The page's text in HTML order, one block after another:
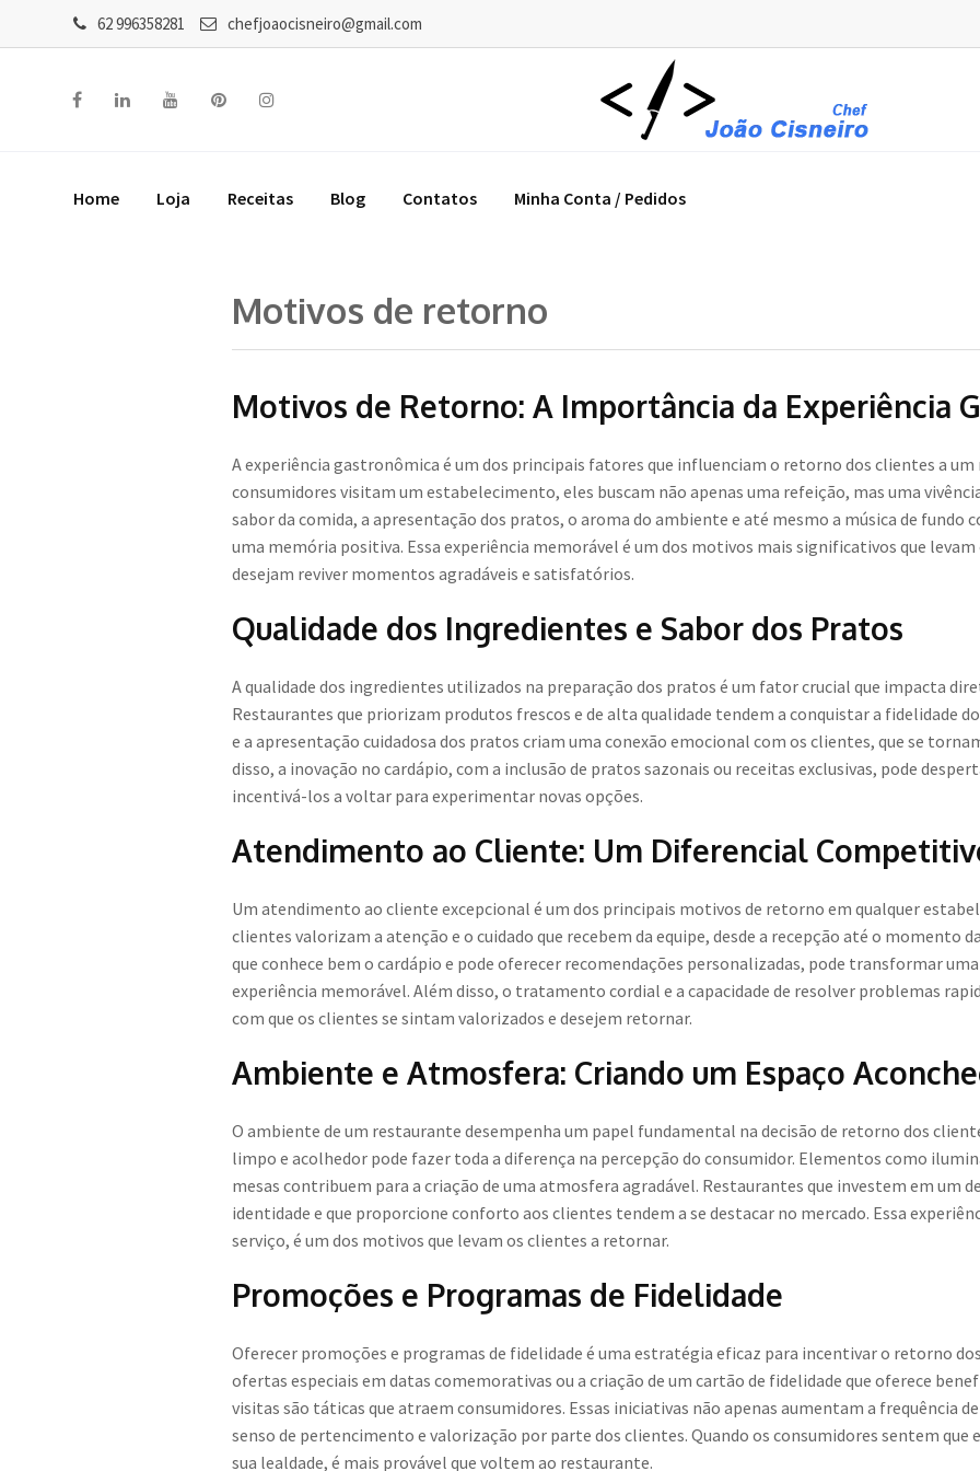
62 996358281 chefjoaocisneiro@gmail.com
Home Loja Receitas Blog Contatos Minha Conta / Pedidos
Motivos de retorno
Motivos de Retorno: A Importância da Experiência
A experiência gastronômica é um dos principais fatores que influenciam o retorno dos clientes a um
consumidores visitam um estabelecimento, eles buscam não apenas uma refeição, mas uma
sabor da comida, a apresentação dos pratos, o aroma do ambiente e até mesmo a música de fundo
uma memória positiva. Essa experiência memorável é um dos motivos mais significativos que
desejam reviver momentos agradáveis e satisfatórios.
Qualidade dos Ingredientes e Sabor dos Pratos
A qualidade dos ingredientes utilizados na preparação dos pratos é um fator crucial que impacta
Restaurantes que priorizam produtos frescos e de alta qualidade tendem a conquistar a fidelidade
e a apresentação cuidadosa dos pratos criam uma conexão emocional com os clientes, que se
disso, a inovação no cardápio, com a inclusão de pratos sazonais ou receitas exclusivas, pode
incentivá-los a voltar para experimentar novas opções.
Atendimento ao Cliente: Um Diferencial
Um atendimento ao cliente excepcional é um dos principais motivos de retorno em qualquer
clientes valorizam a atenção e o cuidado que recebem da equipe, desde a recepção até o momento
que conhece bem o cardápio e pode oferecer recomendações personalizadas, pode transformar
experiência memorável. Além disso, o tratamento cordial e a capacidade de resolver problemas
com que os clientes se sintam valorizados e desejem retornar.
Ambiente e Atmosfera: Criando um Espaço
O ambiente de um restaurante desempenha um papel fundamental na decisão de retorno dos
limpo e acolhedor pode fazer toda a diferença na percepção do consumidor. Elementos como
mesas contribuem para a criação de uma atmosfera agradável. Restaurantes que investem em um
identidade e que proporcione conforto aos clientes tendem a se destacar no mercado. Essa
serviço, é um dos motivos que levam os clientes a retornar.
Promoções e Programas de Fidelidade
Oferecer promoções e programas de fidelidade é uma estratégia eficaz para incentivar o retorno
ofertas especiais em datas comemorativas ou a criação de um cartão de fidelidade que oferece
visitas são táticas que atraem consumidores. Essas iniciativas não apenas aumentam a frequência
senso de pertencimento e valorização por parte dos clientes. Quando os consumidores sentem que
sua lealdade, é mais provável que voltem ao restaurante.